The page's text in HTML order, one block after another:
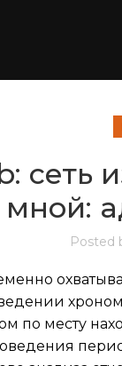
сеть
Posted
по месту